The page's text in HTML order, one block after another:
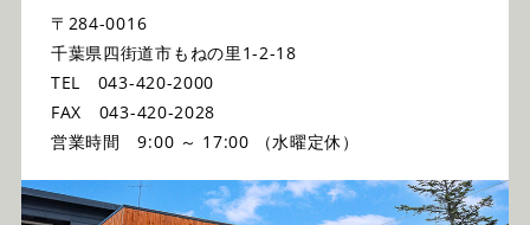
〒284-0016
千葉県四街道市もねの里1-2-18
TEL 043-420-2000
FAX 043-420-2028
営業時間 9:00 ～ 17:00 （水曜定休）